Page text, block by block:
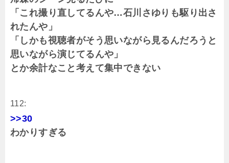
「これ撮り直してるんや…石川さゆりも駆り出さ
れたんや」
「しかも視聴者がそう思いながら見るんだろうと
思いながら演じてるんや」
とか余計なこと考えて集中できない
112:
>>30
わかりすぎる